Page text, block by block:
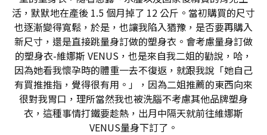
活，默默地在產後 1.5 個月掉了 12 公斤。當初購買的尺寸
也逐漸變得寬鬆，於是，也讓我陷入猶豫，是否要再購入
新尺寸，還是直接跳量身訂做的塑身衣。會考慮量身訂做
的塑身衣-維娜斯 VENUS，也是來自我二姐的勸說，哈，
因為她看我懷孕時的體重一去不復返，就跟我說「她自己
有買推推指，覺得很有用。」，因為二姐推薦的東西向來
很對我胃口，理所當然我也被洗腦不考慮其他品牌塑身
衣，這種事情打鐵要趁熱，出月中隔天就前往維娜斯
VENUS量身下訂了。